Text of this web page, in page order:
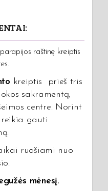
raštinę kreiptis
kreiptis prieš tris
sakramentą,
centre. Norint
gauti
ruošiami nuo
mėnesį.